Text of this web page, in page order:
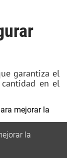
garantiza el
en el
la